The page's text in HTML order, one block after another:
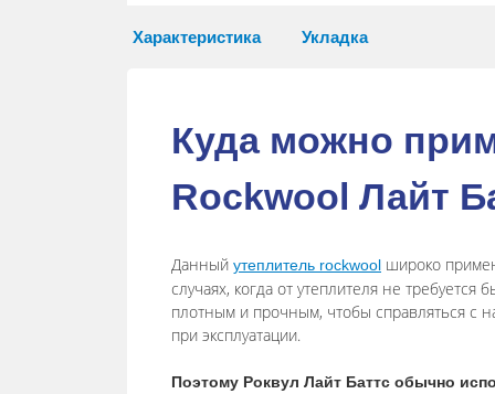
Характеристика Укладка
Куда можно
Rockwool Лайт
Данный утеплитель rockwool широко
случаях, когда от утеплителя не требуется
плотным и прочным, чтобы справляться с
при эксплуатации.
Поэтому Роквул Лайт Баттс обычно